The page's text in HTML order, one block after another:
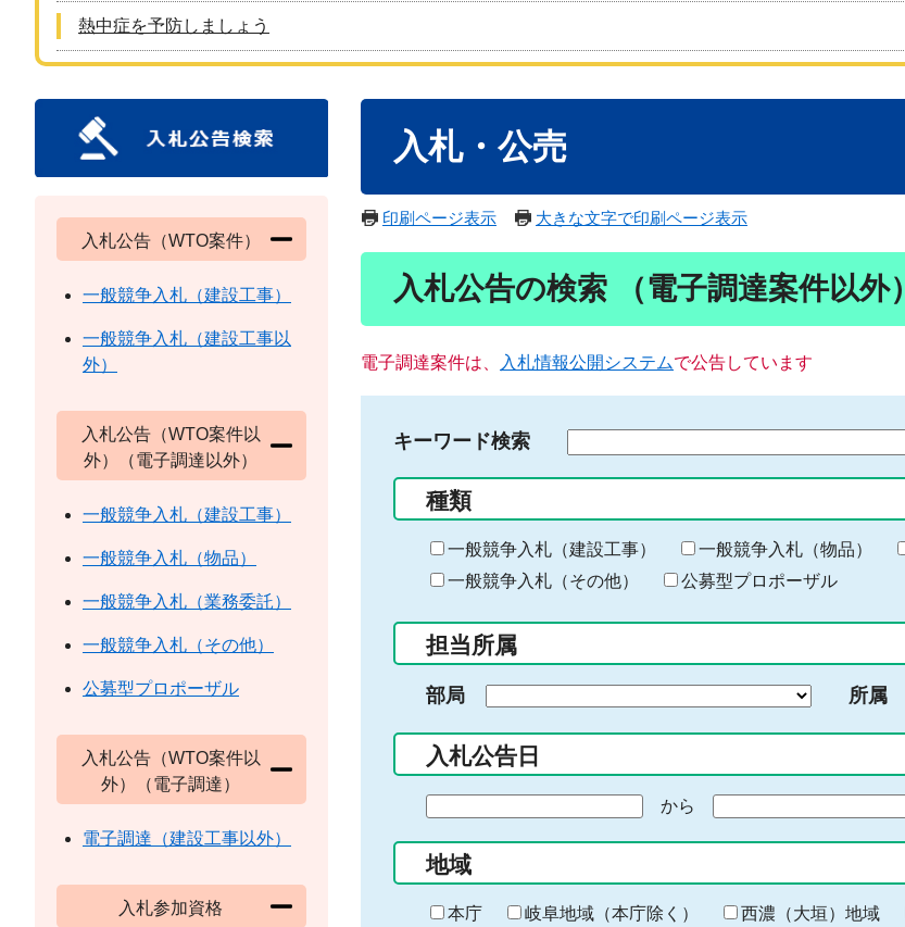
熱中症を予防しましょう
入札・公売
印刷ページ表示 大きな文字で印刷ページ表示
入札公告の検索 （電子調達案件以外）
電子調達案件は、 入札情報公開システムで公告しています
キーワード検索
る
キ
ー
ー
入
力
種類
一般競争入札（建設工事） 一般競争入札（物品）
一般競争入札（その他）
公募型プロポーザル
担当所属
部局 所属
入札公告日
の
始
ま
から
終
わ
地域
本庁 岐阜地域（本庁除く） 西濃（大垣）地域
入札公告（WTO案件）
一般競争入札（建設工事）
一般競争入札（建設工事以
外）
入札公告（WTO案件以
外）（電子調達以外）
一般競争入札（建設工事）
一般競争入札（物品）
一般競争入札（業務委託）
一般競争入札（その他）
公募型プロポーザル
入札公告（WTO案件以
外）（電子調達）
電子調達（建設工事以外）
入札参加資格